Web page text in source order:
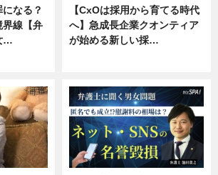
なる？
界線【弁
…
【CxOは採用から育てる時代
へ】急成長企業クオンティア
が始める新しい採…